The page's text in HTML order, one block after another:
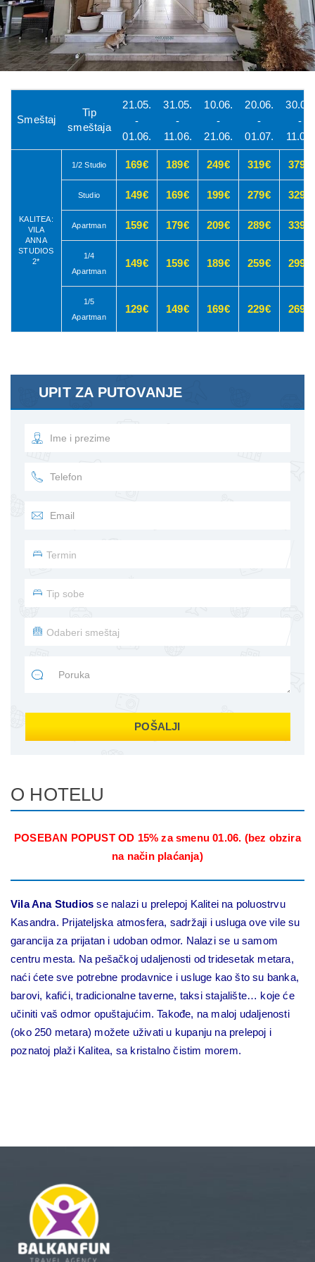
Smeštaj
Tip
smeštaja
21.05.
-
01.06.
31.05.
-
11.06.
10.06.
-
21.06.
20.06.
-
01.07.
30.06.
-
11.07.
KALITEA:
VILA
ANNA
STUDIOS
2*
1/2 Studio 169€ 189€ 249€ 319€ 379€
Studio 149€ 169€ 199€ 279€ 329€
Apartman 159€ 179€ 209€ 289€ 339€
1/4
Apartman
149€ 159€ 189€ 259€ 299€
1/5
Apartman
129€ 149€ 169€ 229€ 269€
UPIT ZA PUTOVANJE
POŠALJI
O HOTELU
POSEBAN POPUST OD 15% za smenu 01.06. (bez obzira
na način plaćanja)
Vila Ana Studios se nalazi u prelepoj Kalitei na poluostrvu
Kasandra. Prijateljska atmosfera, sadržaji i usluga ove vile su
garancija za prijatan i udoban odmor. Nalazi se u samom
centru mesta. Na pešačkoj udaljenosti od tridesetak metara,
naći ćete sve potrebne prodavnice i usluge kao što su banka,
barovi, kafići, tradicionalne taverne, taksi stajalište… koje će
učiniti vaš odmor opuštajućim. Takođe, na maloj udaljenosti
(oko 250 metara) možete uživati u kupanju na prelepoj i
poznatoj plaži Kalitea, sa kristalno čistim morem.